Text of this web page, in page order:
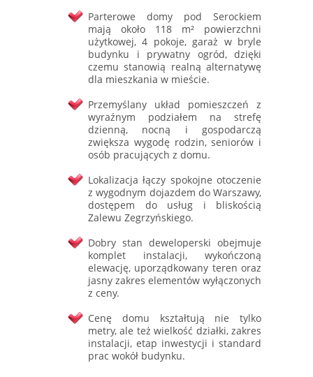
Parterowe domy pod Serockiem
mają około 118 m² powierzchni
użytkowej, 4 pokoje, garaż w bryle
budynku i prywatny ogród, dzięki
czemu stanowią realną alternatywę
dla mieszkania w mieście.
Przemyślany układ pomieszczeń z
wyraźnym podziałem na strefę
dzienną, nocną i gospodarczą
zwiększa wygodę rodzin, seniorów i
osób pracujących z domu.
Lokalizacja łączy spokojne otoczenie
z wygodnym dojazdem do Warszawy,
dostępem do usług i bliskością
Zalewu Zegrzyńskiego.
Dobry stan deweloperski obejmuje
komplet instalacji, wykończoną
elewację, uporządkowany teren oraz
jasny zakres elementów wyłączonych
z ceny.
Cenę domu kształtują nie tylko
metry, ale też wielkość działki, zakres
instalacji, etap inwestycji i standard
prac wokół budynku.